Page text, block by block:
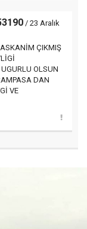
/ 23 Aralık
ÇIKMIŞ
OLSUN
DAN
VE